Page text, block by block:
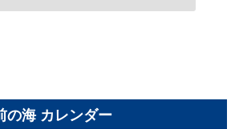
の海 カレンダー